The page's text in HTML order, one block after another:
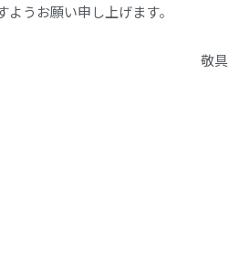
うお願い申し上げます。